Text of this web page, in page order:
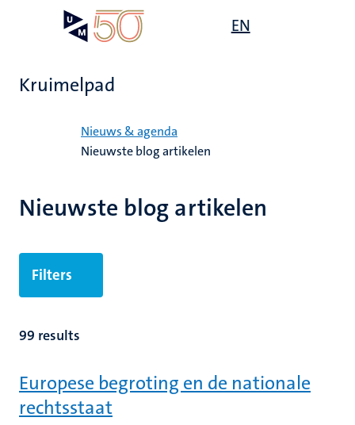
inhoud
EN
Kruimelpad
Nieuws & agenda
Nieuwste blog artikelen
Nieuwste blog artikelen
Filters
99 results
Europese begroting en de nationale
rechtsstaat